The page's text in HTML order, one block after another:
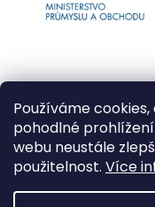
Používáme
pohodlné
webu neustále
použitelnost. Více